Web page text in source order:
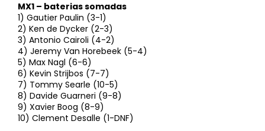
MX1 – baterias somadas
1) Gautier Paulin (3-1)
2) Ken de Dycker (2-3)
3) Antonio Cairoli (4-2)
4) Jeremy Van Horebeek (5-4)
5) Max Nagl (6-6)
6) Kevin Strijbos (7-7)
7) Tommy Searle (10-5)
8) Davide Guarneri (9-8)
9) Xavier Boog (8-9)
10) Clement Desalle (1-DNF)